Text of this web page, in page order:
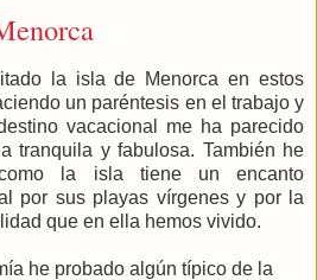
la isla de Menorca en estos
un paréntesis en el trabajo y
vacacional me ha parecido
tranquila y fabulosa. También he
la isla tiene un encanto
por sus playas vírgenes y por la
que en ella hemos vivido.
he probado algún típico de la